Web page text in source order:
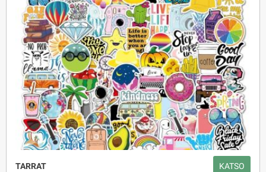
TARRAT KATSO